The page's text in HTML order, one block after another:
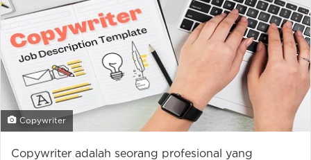
Copywriter
Copywriter adalah seorang profesional yang